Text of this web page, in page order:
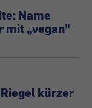
Name
mit „vegan"
kürzer